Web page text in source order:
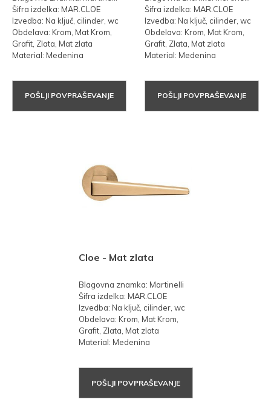
Šifra izdelka: MAR.CLOE
Izvedba: Na ključ, cilinder, wc
Obdelava: Krom, Mat Krom,
Grafit, Zlata, Mat zlata
Material: Medenina
POŠLJI POVPRAŠEVANJE
Šifra izdelka: MAR.CLOE
Izvedba: Na ključ, cilinder, wc
Obdelava: Krom, Mat Krom,
Grafit, Zlata, Mat zlata
Material: Medenina
POŠLJI POVPRAŠEVANJE
Cloe - Mat zlata
Blagovna znamka: Martinelli
Šifra izdelka: MAR.CLOE
Izvedba: Na ključ, cilinder, wc
Obdelava: Krom, Mat Krom,
Grafit, Zlata, Mat zlata
Material: Medenina
POŠLJI POVPRAŠEVANJE